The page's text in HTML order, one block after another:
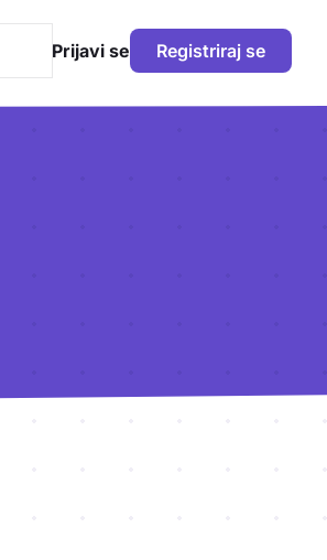
Prijavi se Registriraj se